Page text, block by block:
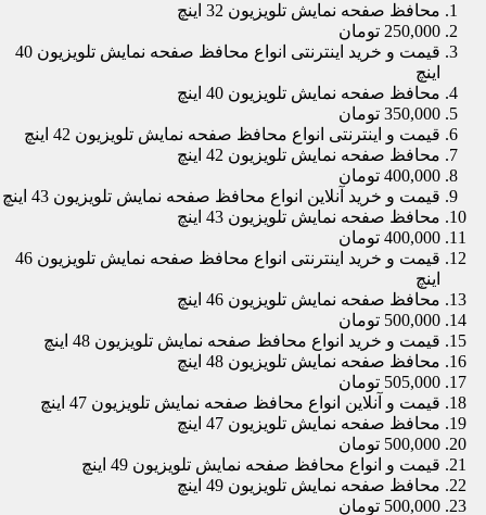
محافظ صفحه نمایش تلویزیون 32 اینچ
250,000 تومان
قیمت و خرید اینترنتی انواع محافظ صفحه نمایش تلویزیون 40
اینچ
محافظ صفحه نمایش تلویزیون 40 اینچ
350,000 تومان
قیمت و اینترنتی انواع محافظ صفحه نمایش تلویزیون 42 اینچ
محافظ صفحه نمایش تلویزیون 42 اینچ
400,000 تومان
قیمت و خرید آنلاین انواع محافظ صفحه نمایش تلویزیون 43 اینچ
محافظ صفحه نمایش تلویزیون 43 اینچ
400,000 تومان
قیمت و خرید اینترنتی انواع محافظ صفحه نمایش تلویزیون 46
اینچ
محافظ صفحه نمایش تلویزیون 46 اینچ
500,000 تومان
قیمت و خرید انواع محافظ صفحه نمایش تلویزیون 48 اینچ
محافظ صفحه نمایش تلویزیون 48 اینچ
505,000 تومان
قیمت و آنلاین انواع محافظ صفحه نمایش تلویزیون 47 اینچ
محافظ صفحه نمایش تلویزیون 47 اینچ
500,000 تومان
قیمت و انواع محافظ صفحه نمایش تلویزیون 49 اینچ
محافظ صفحه نمایش تلویزیون 49 اینچ
500,000 تومان